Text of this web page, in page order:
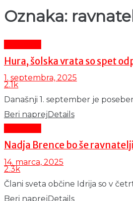
Oznaka:
Hura, šolska vrata so spet
1. septembra, 2025
2.1k
Današnji 1. september je
Beri naprej Details
Nadja Brence bo še
14. marca, 2025
2.3k
Člani sveta občine Idrija so v
Beri naprejDetails